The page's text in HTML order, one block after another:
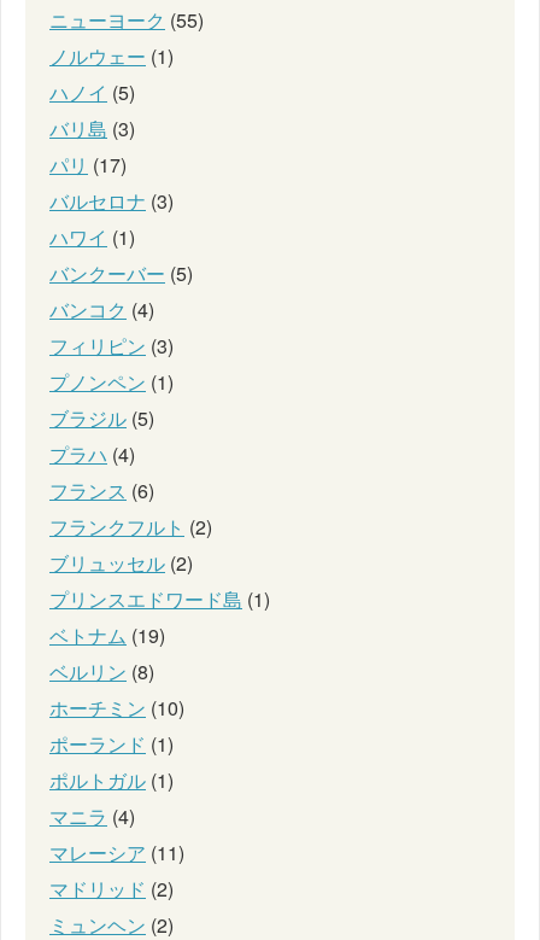
ニューヨーク (55)
ノルウェー (1)
ハノイ (5)
バリ島 (3)
パリ (17)
バルセロナ (3)
ハワイ (1)
バンクーバー (5)
バンコク (4)
フィリピン (3)
プノンペン (1)
ブラジル (5)
プラハ (4)
フランス (6)
フランクフルト (2)
ブリュッセル (2)
プリンスエドワード島 (1)
ベトナム (19)
ベルリン (8)
ホーチミン (10)
ポーランド (1)
ポルトガル (1)
マニラ (4)
マレーシア (11)
マドリッド (2)
ミュンヘン (2)